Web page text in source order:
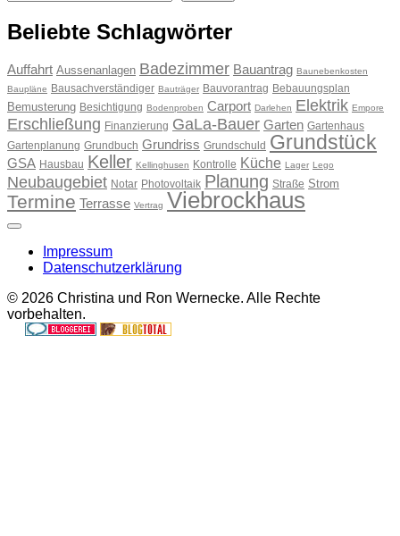
Beliebte Schlagwörter
Auffahrt Aussenanlagen Badezimmer Bauantrag Baunebenkosten
Baupläne Bausachverständiger Bauträger Bauvorantrag Bebauungsplan
Bemusterung Besichtigung Bodenproben Carport Darlehen Elektrik Empore
Erschließung Finanzierung GaLa-Bauer Garten Gartenhaus
Gartenplanung Grundbuch Grundriss Grundschuld Grundstück
GSA Hausbau Keller Kellinghusen Kontrolle Küche Lager Lego
Neubaugebiet Notar Photovoltaik Planung Straße Strom
Termine Terrasse Vertrag Viebrockhaus
Impressum
Datenschutzerklärung
© 2026 Christina und Ron Wernecke. Alle Rechte
vorbehalten.